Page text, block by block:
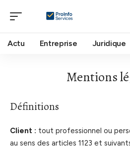
Actu Entreprise Juridique
Mentions
Définitions
Client : tout professionnel ou
au sens des articles 1123 et